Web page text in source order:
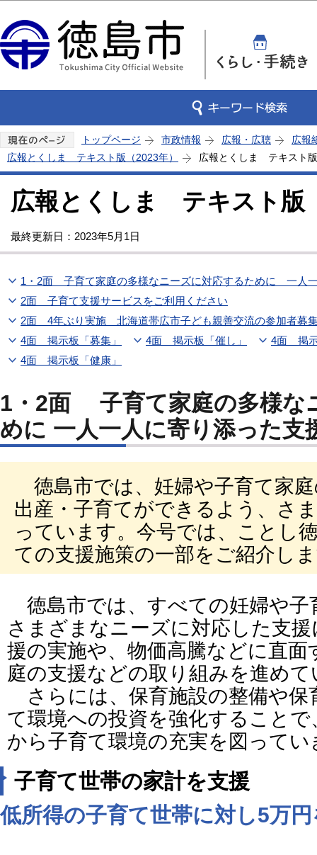
トップページ 市政情報 広報・広聴
広報
広報とくしま テキスト版（2023年）
広報とくしま テキスト
広報とくしま テキスト版
最終更新日：2023年5月1日
1・2面 子育て家庭の多様なニーズに対応するために 一人
2面 子育て支援サービスをご利用ください
2面 4年ぶり実施 北海道帯広市子ども親善交流の参加者募
4面 掲示板「募集」
4面 掲示板「催し」
4面 掲示
4面 掲示板「健康」
1・2面 子育て家庭の多様な
めに 一人一人に寄り添った支
徳島市では、妊婦や子育て家
出産・子育てができるよう、さ
っています。今号では、ことし
ての支援施策の一部をご紹介し
徳島市では、すべての妊婦や子
さまざまなニーズに対応した支
援の実施や、物価高騰などに直面
庭の支援などの取り組みを進めて
さらには、保育施設の整備や保
て環境への投資を強化すること
から子育て環境の充実を図ってい
子育て世帯の家計を支援
低所得の子育て世帯に対し5万